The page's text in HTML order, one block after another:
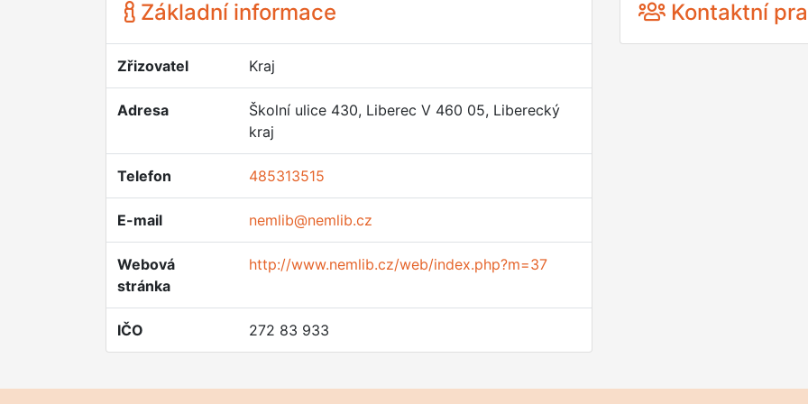
Základní informace
Zřizovatel Kraj
Adresa
Školní ulice 430, Liberec V 460 05, Liberecký
kraj
Telefon 485313515
E-mail nemlib@nemlib.cz
Webová
stránka
http://www.nemlib.cz/web/index.php?m=37
IČO 272 83 933
Kontaktní